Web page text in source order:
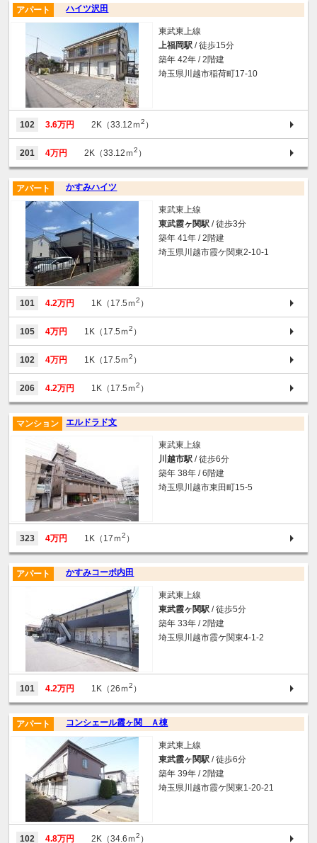
ハイツ沢田
アパート
東武東上線
上福岡駅 / 徒歩15分
築年 42年 / 2階建
埼玉県川越市稲荷町17-10
102 3.6万円 2K（33.12ｍ2 ）
201 4万円 2K（33.12ｍ2 ）
かすみハイツ
アパート
東武東上線
東武霞ヶ関駅 / 徒歩3分
築年 41年 / 2階建
埼玉県川越市霞ケ関東2-10-1
101 4.2万円 1K（17.5ｍ2 ）
105 4万円 1K（17.5ｍ2 ）
102 4万円 1K（17.5ｍ2 ）
206 4.2万円 1K（17.5ｍ2 ）
エルドラド文
マンション
東武東上線
川越市駅 / 徒歩6分
築年 38年 / 6階建
埼玉県川越市東田町15-5
323 4万円 1K（17ｍ2 ）
かすみコーポ内田
アパート
東武東上線
東武霞ヶ関駅 / 徒歩5分
築年 33年 / 2階建
埼玉県川越市霞ケ関東4-1-2
101 4.2万円 1K（26ｍ2 ）
コンシェール霞ヶ関 Ａ棟
アパート
東武東上線
東武霞ヶ関駅 / 徒歩6分
築年 39年 / 2階建
埼玉県川越市霞ケ関東1-20-21
102 4.8万円 2K（34.6ｍ2 ）